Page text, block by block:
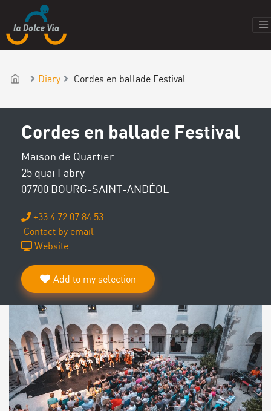
Diary Cordes en ballade Festival
Cordes en ballade Festival
Maison de Quartier
25 quai Fabry
07700 BOURG-SAINT-ANDÉOL
+33 4 72 07 84 53
Contact by email
Website
Add to my selection